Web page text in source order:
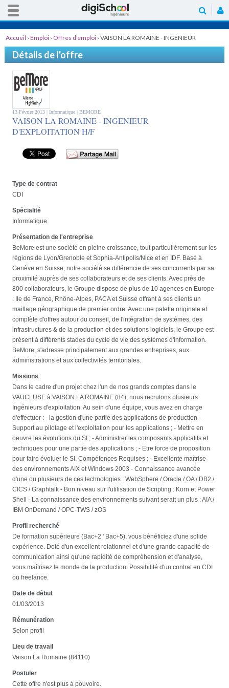
Accueil › Emploi › Offres d'emploi › VAISON LA ROMAINE - INGENIEUR
D'EXPLOITATION H/F
Détails de l'offre
13 Février 2013 | Informatique | BEMORE
VAISON LA ROMAINE - INGENIEUR
D'EXPLOITATION H/F
Type de contrat
CDI
Spécialité
Informatique
Présentation de l'entreprise
BeMore est une société en pleine croissance, tout particulièrement sur les
régions de Lyon/Grenoble et Sophia-Antipolis/Nice et en IDF. Basé à
Genève en Suisse, notre société se différencie de ses concurrents par sa
proximité auprès de ses collaborateurs et de ses clients. Avec près de
800 collaborateurs, le Groupe dispose de plus de 10 agences en Europe
: Ile de France, Rhône-Alpes, PACA et Suisse offrant à ses clients un
maillage géographique de premier ordre. Avec une palette originale et
complète d'offres autour du conseil, de l'intégration de systèmes, des
infrastructures & de la production et des solutions logiciels, le Groupe est
présent à différents stades du cycle de vie des systèmes d'information.
BeMore, s'adresse principalement aux grandes entreprises, aux
administrations et aux collectivités territoriales.
Missions
Dans le cadre d'un projet chez l'un de nos grands comptes dans le
VAUCLUSE à VAISON LA ROMAINE (84), nous recrutons plusieurs
Ingénieurs d'exploitation. Au sein d'une équipe, vous avez en charge
d'effectuer : - la gestion d'une partie des applications de production -
Support au pilotage et l'exploitation pour les applications ; - Mettre en
oeuvre les évolutions du SI ; - Administrer les composants applicatifs et
techniques pour une partie des applications ; - Etre force de proposition
pour faire évoluer le SI. Compétences Requises : - Excellente maîtrise
des environnements AIX et Windows 2003 - Connaissance avancée
d'une ou plusieurs de ces technologies : WebSphere / Oracle / OA / DB2 /
CICS / Graphtalk - Bon niveau sur l'utilisation de Scripting : Korn et Power
Shell - La connaissance des environnements suivant serait un plus : AIA /
IBM OnDemand / OPC-TWS / zOS
Profil recherché
De formation supérieure (Bac+2 ' Bac+5), vous bénéficiez d'une solide
expérience. Doté d'un excellent relationnel et d'une grande capacité de
communication ainsi qu'une rapidité de compréhension et d'analyse,
vous maîtrisez le monde de la production. Possibilité d'un contrat en CDI
ou freelance.
Date de début
01/03/2013
Rémunération
Selon profil
Lieu de travail
Vaison La Romaine (84110)
Postuler
Cette offre n'est plus à pouvoire.